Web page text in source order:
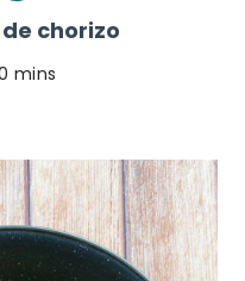
chorizo
mins